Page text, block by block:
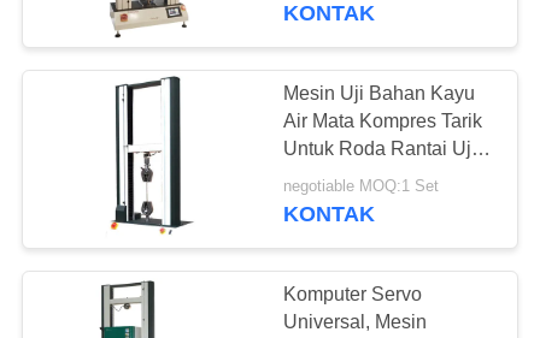
TUR
PABRIK
KONTROL
KUALITAS
PERMINTAAN
PENAWARAN
Mesin uji tarik
90
KONTAK
Mesin Uji Bahan Kayu
Air Mata Kompres Tarik
Untuk Roda Rantai Uji
Pegas
negotiable MOQ:1 Set
KONTAK
Komputer Servo
Universal, Mesin